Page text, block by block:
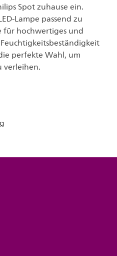
Spot zuhause ein.
Lampe passend zu
für hochwertiges und
perfekte Wahl, um
verleihen.